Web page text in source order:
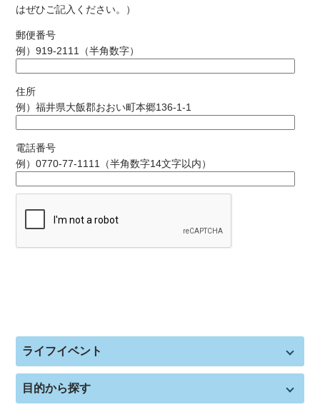
はぜひご記入ください。）
郵便番号
例）919-2111（半角数字）
住所
例）福井県大飯郡おおい町本郷136-1-1
電話番号
例）0770-77-1111（半角数字14文字以内）
ライフイベント
目的から探す